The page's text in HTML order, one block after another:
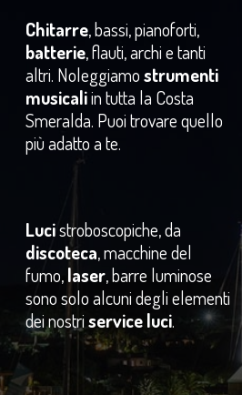
Chitarre, bassi, pianoforti,
batterie, flauti, archi e tanti
altri. Noleggiamostrumenti
musicaliin tutta la Costa
Smeralda. Puoi trovare quello
più adatto a te.
Lucistroboscopiche, da
discoteca, macchine del
fumo,laser, barre luminose
sono solo alcuni degli elementi
dei nostriservice luci.